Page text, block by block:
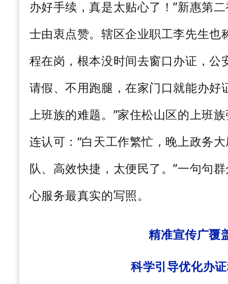
办好手续，真是太贴心了！”新惠第
士由衷点赞。辖区企业职工李先生也
程在岗，根本没时间去窗口办证，公
请假、不用跑腿，在家门口就能办好
上班族的难题。”家住松山区的上班
连认可：“白天工作繁忙，晚上政务
队、高效快捷，太便民了。”一句句
心服务最真实的写照。
精准宣传广覆
科学引导优化办